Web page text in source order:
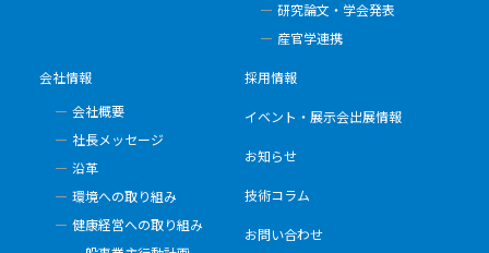
研究論文・学会発表
産官学連携
会社情報
会社概要
社長メッセージ
沿革
環境への取り組み
健康経営への取り組み
採用情報
イベント・展示会出展情報
お知らせ
技術コラム
お問い合わせ